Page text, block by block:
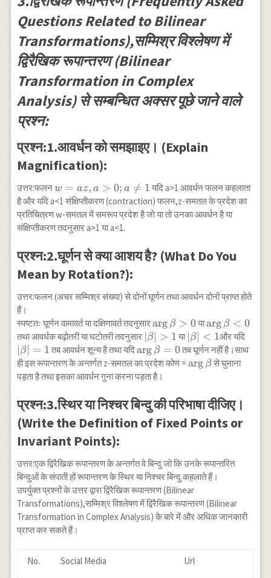
Questions Related to Bilinear
Transformations),सम्मिश्र विश्लेषण में
द्विरैखिक रूपान्तरण (Bilinear
Transformation in Complex
Analysis) से सम्बन्धित अक्सर पूछे जाने वाले
प्रश्न:
प्रश्न:1.आवर्धन को समझाइए। (Explain
Magnification):
उत्तर:फलनw=az,a>0;
a \neq 1
w = az, a > 0; a 
= 1 यदि a>1 आवर्धन फलन कहलाता
है और यदि a<1 संक्षिप्तीकरण (contraction) फलन,z-समतल के प्रदेश का
प्रतिचित्रण w-समतल में समरूप प्रदेश है जो या तो उनका आवर्धन है या
संक्षिप्तीकरण तदनुसार a>1 या a<1.
प्रश्न:2.घूर्णन से क्या आशय है? (What Do You
Mean by Rotation?):
उत्तर:फलन (अचर सम्मिश्र संख्या) से दोनों घूर्णन तथा आवर्धन दोनों प्राप्त होते
हैं।
स्पष्टतः घूर्णन वामावर्त या दक्षिणावर्त तदनुसार\arg
\beta>0
arg β > 0या\arg
\beta<0
arg β < 0
तथा आवर्धक बढ़ोतरी या घटोतरी तदनुसार |\beta|>1
∣β∣ > 1 या |\beta|
<1
∣β∣ < 1और यदि
∣β∣ = 1 तब आवर्धन शून्य है तथा यदि\arg
\beta=0
arg β = 0तब घूर्णन नहीं है।साथ
ही इस रूपान्तरण के अन्तर्गत z-समतल का प्रदेश कोण = \arg
arg β से घुमाना
पड़ता है तथा इसका आवर्धन गुना करना पड़ता है।
प्रश्न:3.स्थिर या निश्चर बिन्दु की परिभाषा दीजिए।
(Write the Definition of Fixed Points or
Invariant Points):
उत्तर:एक द्विरैखिक रूपान्तरण के अन्तर्गत वे बिन्दु जो कि उनके रूपान्तरित
बिन्दुओं के संपाती हों रूपान्तरण के स्थिर या निश्चर बिन्दु कहलाते हैं।
उपर्युक्त प्रश्नों के उत्तर द्वारा द्विरैखिक रूपान्तरण (Bilinear
Transformations),सम्मिश्र विश्लेषण में द्विरैखिक रूपान्तरण (Bilinear
Transformation in Complex Analysis) के बारे में और अधिक जानकारी
प्राप्त कर सकते हैं।
No. Social Media Url